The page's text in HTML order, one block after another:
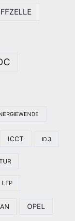
ICCT ID.3
LFP
OPEL